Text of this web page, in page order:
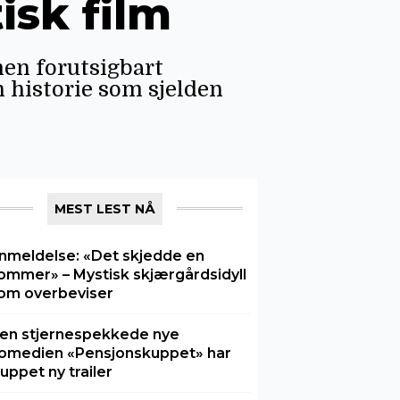
film
forutsigbart
historie som sjelden
MEST LEST NÅ
«Det skjedde en
– Mystisk skjærgårdsidyll
overbeviser
stjernespekkede nye
«Pensjonskuppet» har
ny trailer